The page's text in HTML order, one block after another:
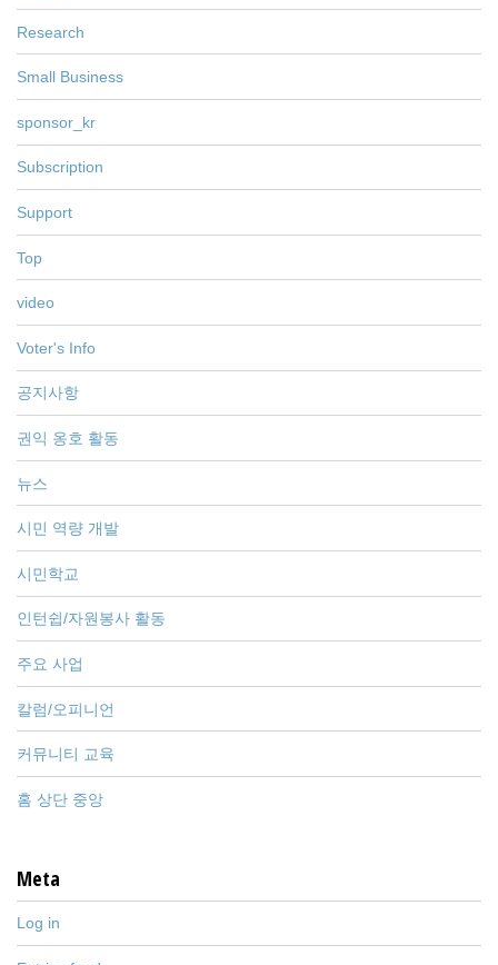
Research
Small Business
sponsor_kr
Subscription
Support
Top
video
Voter's Info
공지사항
권익 옹호 활동
뉴스
시민 역량 개발
시민학교
인턴쉽/자원봉사 활동
주요 사업
칼럼/오피니언
커뮤니티 교육
홈 상단 중앙
Meta
Log in